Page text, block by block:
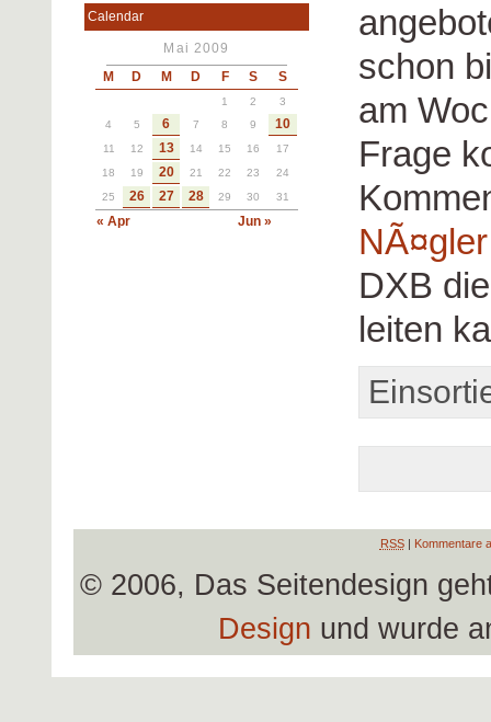
Calendar
Mai 2009
M D M D F S S
« Apr Jun »
1 2
3
4
5 6 7 8 9 10
11 12 13 14 15 16
17
18
19 20 21 22 23
24
25
26 27 28 29 30 31
schon
am
Frage
NÃ¤gler
DXB
leiten
RSS| Kommentare
© 2006, Das Seitendesign
Design und wurde